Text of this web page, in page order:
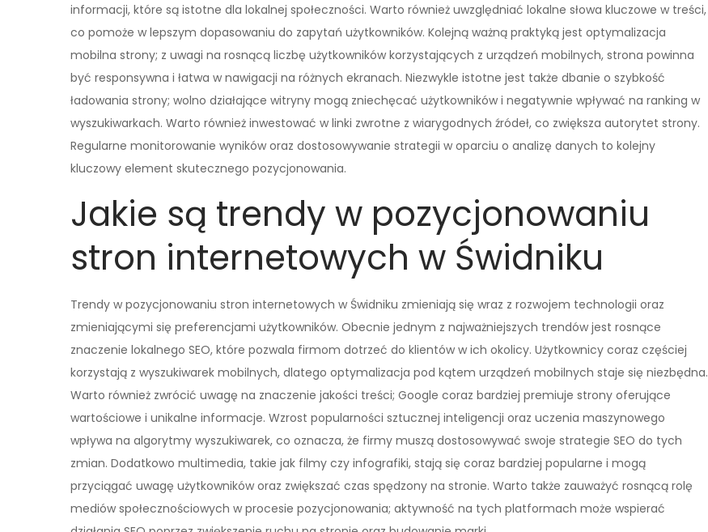
informacji, które są istotne dla lokalnej społeczności. Warto również uwzględniać lokalne słowa kluczowe w treści,
co pomoże w lepszym dopasowaniu do zapytań użytkowników. Kolejną ważną praktyką jest optymalizacja
mobilna strony; z uwagi na rosnącą liczbę użytkowników korzystających z urządzeń mobilnych, strona powinna
być responsywna i łatwa w nawigacji na różnych ekranach. Niezwykle istotne jest także dbanie o szybkość
ładowania strony; wolno działające witryny mogą zniechęcać użytkowników i negatywnie wpływać na ranking w
wyszukiwarkach. Warto również inwestować w linki zwrotne z wiarygodnych źródeł, co zwiększa autorytet strony.
Regularne monitorowanie wyników oraz dostosowywanie strategii w oparciu o analizę danych to kolejny
kluczowy element skutecznego pozycjonowania.
Jakie są trendy w pozycjonowaniu
stron internetowych w Świdniku
Trendy w pozycjonowaniu stron internetowych w Świdniku zmieniają się wraz z rozwojem technologii oraz
zmieniającymi się preferencjami użytkowników. Obecnie jednym z najważniejszych trendów jest rosnące
znaczenie lokalnego SEO, które pozwala firmom dotrzeć do klientów w ich okolicy. Użytkownicy coraz częściej
korzystają z wyszukiwarek mobilnych, dlatego optymalizacja pod kątem urządzeń mobilnych staje się niezbędna.
Warto również zwrócić uwagę na znaczenie jakości treści; Google coraz bardziej premiuje strony oferujące
wartościowe i unikalne informacje. Wzrost popularności sztucznej inteligencji oraz uczenia maszynowego
wpływa na algorytmy wyszukiwarek, co oznacza, że firmy muszą dostosowywać swoje strategie SEO do tych
zmian. Dodatkowo multimedia, takie jak filmy czy infografiki, stają się coraz bardziej popularne i mogą
przyciągać uwagę użytkowników oraz zwiększać czas spędzony na stronie. Warto także zauważyć rosnącą rolę
mediów społecznościowych w procesie pozycjonowania; aktywność na tych platformach może wspierać